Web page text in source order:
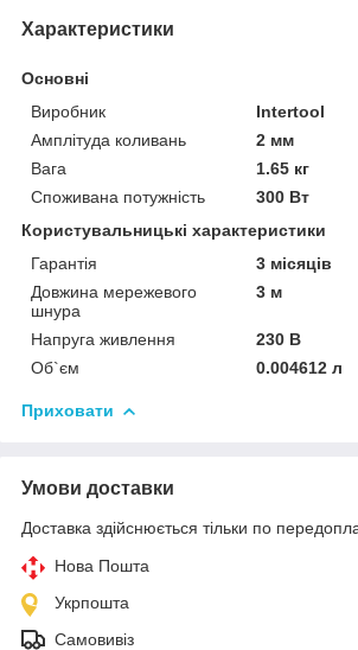
Характеристики
Основні
Виробник
Intertool
Амплітуда коливань
2 мм
Вага
1.65 кг
Споживана потужність
300 Вт
Користувальницькі характеристики
Гарантія
3 місяців
Довжина мережевого
шнура
3 м
Напруга живлення
230 В
Об`єм
0.004612 л
Приховати
Умови доставки
Доставка здійснюється тільки по
Нова Пошта
Укрпошта
Самовивіз